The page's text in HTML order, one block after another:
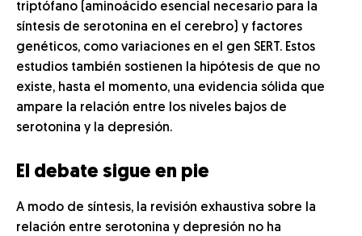
triptófano (aminoácido esencial necesario para la
síntesis de serotonina en el cerebro) y factores
genéticos, como variaciones en el gen SERT. Estos
estudios también sostienen la hipótesis de que no
existe, hasta el momento, una evidencia sólida que
ampare la relación entre los niveles bajos de
serotonina y la depresión.
El debate sigue en pie
A modo de síntesis, la revisión exhaustiva sobre la
relación entre serotonina y depresión no ha